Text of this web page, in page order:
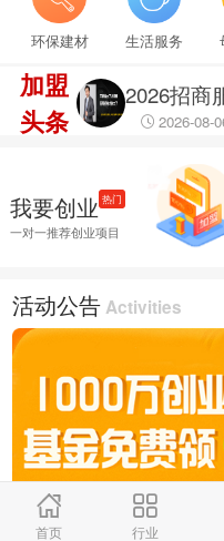
首页 行业
环保建材 生活服务
加盟
头条
2026-08-
2026-08-
2026-08-06
2026-08-
我要创业 热门
一对一推荐创业项目
活动公告 Activities